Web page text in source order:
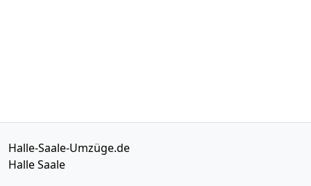
Halle-Saale-Umzüge.de
Halle Saale